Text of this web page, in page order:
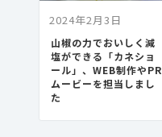
2024年2月3日
山椒の力でおいしく減
塩ができる「カネショ
ール」、WEB制作やPR
ムービーを担当しまし
た